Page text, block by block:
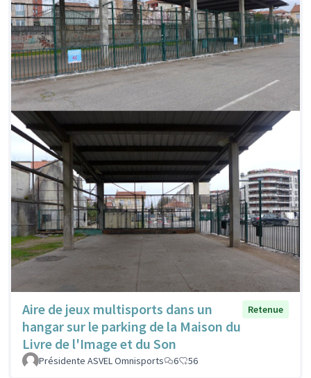
Aire de jeux multisports dans un
hangar sur le parking de la Maison du
Livre de l'Image et du Son
Retenue
Présidente ASVEL Omnisports 6 56